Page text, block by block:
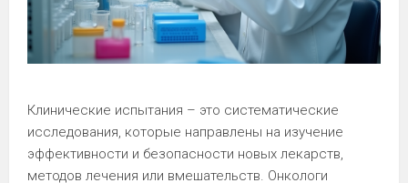
Клинические испытания – это систематические
исследования, которые направлены на изучение
эффективности и безопасности новых лекарств,
методов лечения или вмешательств. Онкологи